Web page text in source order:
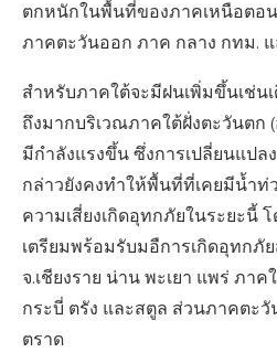
ตกหนักในพื้นที่ของภาคเหนือตอ
ภาคตะวันออก ภาค กลาง กทม.
สำหรับภาคใต้จะมีฝนเพิ่มขึ้นเช่น
ถึงมากบริเวณภาคใต้ฝั่งตะวันตก
มีกำลังแรงขึ้น ซึ่งการเปลี่ยนแปล
กล่าวยังคงทำให้พื้นที่ที่เคยมีน้ำท่
ความเสี่ยงเกิดอุทกภัยในระยะนี้
เตรียมพร้อมรับมอืการเกิดอุทกภั
จ.เชียงราย น่าน พะเยา แพร่ ภาค
กระบี่ ตรัง และสตูล ส่วนภาคตะ
ตราด